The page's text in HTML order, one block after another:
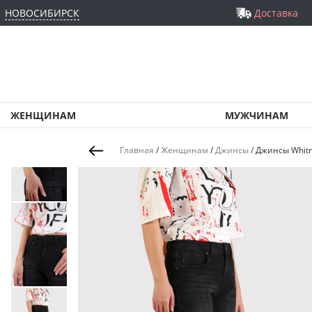
НОВОСИБИРСК Доставка
ЖЕНЩИНАМ МУЖЧИНАМ
Главная /Женщинам /Джинсы/Джинсы